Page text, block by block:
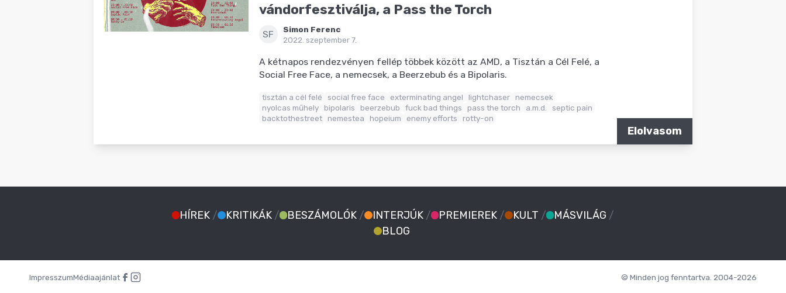
vándorfesztiválja, a Pass the Torch
SF
Simon Ferenc
2022. szeptember 7.
A kétnapos rendezvényen fellép többek között az AMD, a Tisztán a Cél Felé, a
Social Free Face, a nemecsek, a Beerzebub és a Bipolaris.
tisztán a cél felé social free face exterminating angel lightchaser nemecsek
nyolcas műhely bipolaris beerzebub fuck bad things pass the torch a.m.d.
septic pain
backtothestreet nemestea hopeium enemy efforts rotty-on
Elolvasom
HÍREK / KRITIKÁK / BESZÁMOLÓK / INTERJÚK / PREMIEREK / KULT / MÁSVILÁG /
BLOG
ImpresszumMédiaajánlat © Minden jog fenntartva. 2004-2026